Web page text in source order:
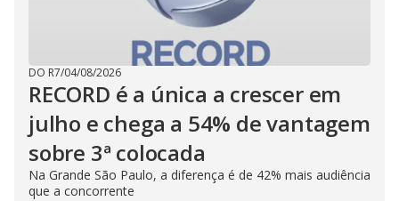
DO R7/04/08/2026
RECORD é a única a crescer em
julho e chega a 54% de vantagem
sobre 3ª colocada
Na Grande São Paulo, a diferença é de 42% mais audiência
que a concorrente